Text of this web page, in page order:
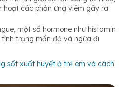
hoạt các phản ứng viêm gây ra
một số hormone như histamin
trạng mẩn đỏ và ngứa đi
sốt xuất huyết ở trẻ em và cách